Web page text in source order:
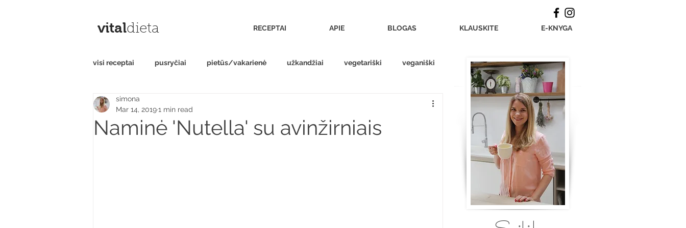
vitaldieta RECEPTAI APIE BLOGAS KLAUSKITE E-KNYGA
visi receptai pusryčiai pietūs/vakarienė užkandžiai vegetariški veganiški
saldumynai
Naminė 'Nutella' su avinžirniais
simona
Mar 14, 20191 min read